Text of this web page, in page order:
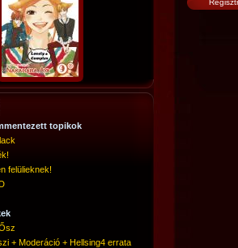
topikok
felülieknek!
+ Moderáció + Hellsing4 errata